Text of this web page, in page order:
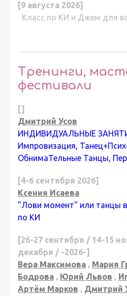
[9 августа 2026]
Класс по КИ и Джем для
Тренинги,
фестивали
[]
Дмитрий Усов
ИНДИВИДУАЛЬНЫЕ
Импровизация,
ОбнимаТельные Танцы,
[4-6 сентября 2026]
Ксения Исаева
"Лови момент" или танцы в
по КИ
[26-27 сентября / 14-15
декабря / -2026-]
Вера Максимова , Мария
Бодрова , Юрий Львов ,
Артём Марков , Дмитрий